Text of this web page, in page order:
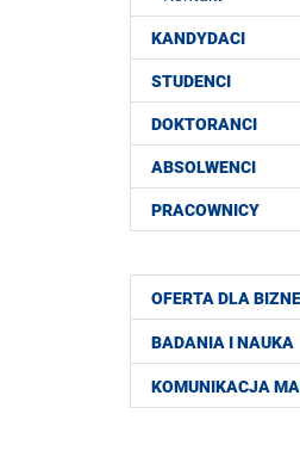
KANDYDACI
STUDENCI
DOKTORANCI
ABSOLWENCI
PRACOWNICY
OFERTA DLA
BADANIA I NAUKA
KOMUNIKACJA